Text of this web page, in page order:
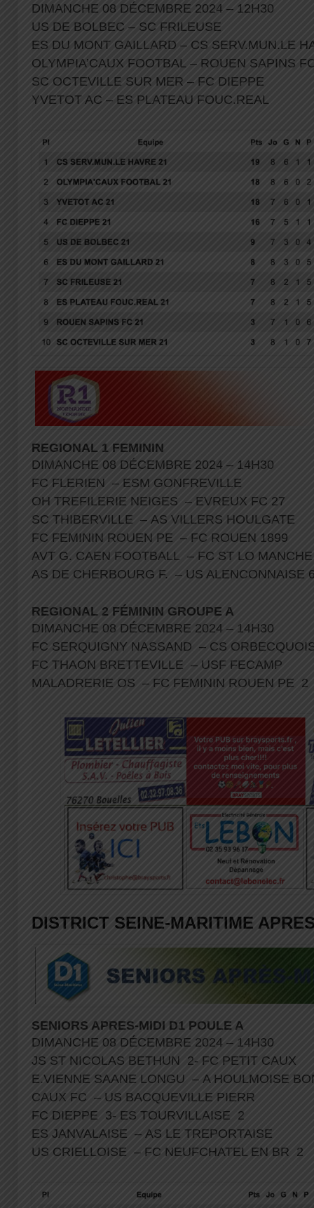
DIMANCHE 08 DÉCEMBRE 2024 – 12H30
US DE BOLBEC – SC FRILEUSE
ES DU MONT GAILLARD – CS SERV.MUN.LE
OLYMPIA’CAUX FOOTBAL – ROUEN SAPINS
SC OCTEVILLE SUR MER – FC DIEPPE
YVETOT AC – ES PLATEAU FOUC.REAL
REGIONAL 1 FEMININ
DIMANCHE 08 DÉCEMBRE 2024 – 14H30
FC FLERIEN – ESM GONFREVILLE
OH TREFILERIE NEIGES – EVREUX FC 27
SC THIBERVILLE – AS VILLERS HOULGATE
FC FEMININ ROUEN PE – FC ROUEN 1899
AVT G. CAEN FOOTBALL – FC ST LO
AS DE CHERBOURG F. – US ALENCONNAISE
REGIONAL 2 FÉMININ GROUPE A
DIMANCHE 08 DÉCEMBRE 2024 – 14H30
FC SERQUIGNY NASSAND – CS
FC THAON BRETTEVILLE – USF FECAMP
MALADRERIE OS – FC FEMININ ROUEN PE 2
DISTRICT SEINE-MARITIME
SENIORS APRES-MIDI D1 POULE A
DIMANCHE 08 DÉCEMBRE 2024 – 14H30
JS ST NICOLAS BETHUN 2- FC PETIT CAUX
E.VIENNE SAANE LONGU – A HOULMOISE
CAUX FC – US BACQUEVILLE PIERR
FC DIEPPE 3- ES TOURVILLAISE 2
ES JANVALAISE – AS LE TREPORTAISE
US CRIELLOISE – FC NEUFCHATEL EN BR 2